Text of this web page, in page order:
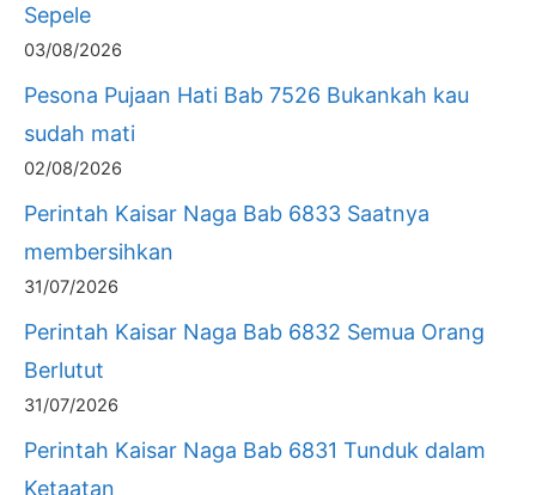
Sepele
03/08/2026
Pesona Pujaan Hati Bab 7526 Bukankah kau
sudah mati
02/08/2026
Perintah Kaisar Naga Bab 6833 Saatnya
membersihkan
31/07/2026
Perintah Kaisar Naga Bab 6832 Semua Orang
Berlutut
31/07/2026
Perintah Kaisar Naga Bab 6831 Tunduk dalam
Ketaatan